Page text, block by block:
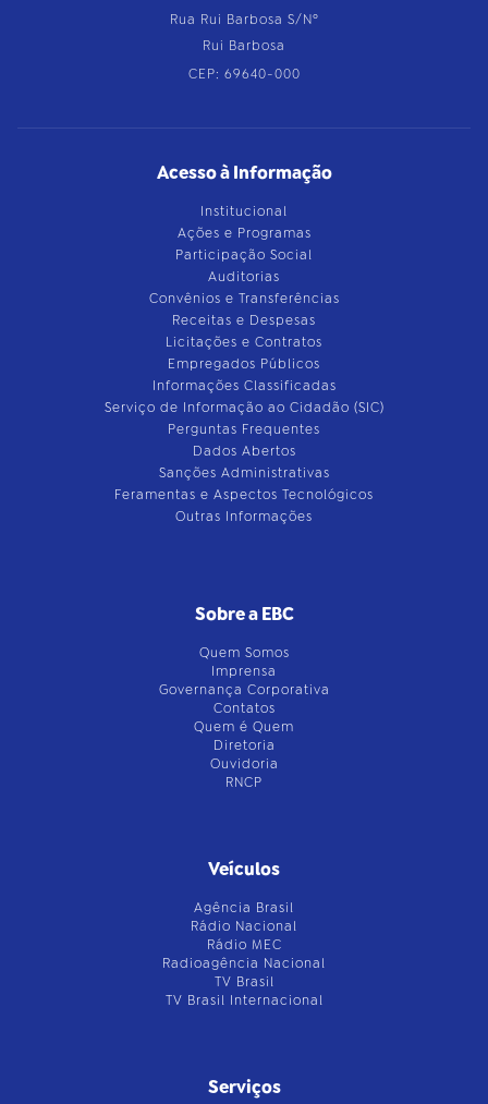
Rua Rui Barbosa S/Nº
Rui Barbosa
CEP: 69640-000
Acesso à Informação
Institucional
Ações e Programas
Participação Social
Auditorias
Convênios e Transferências
Receitas e Despesas
Licitações e Contratos
Empregados Públicos
Informações Classificadas
Serviço de Informação ao Cidadão (SIC)
Perguntas Frequentes
Dados Abertos
Sanções Administrativas
Feramentas e Aspectos Tecnológicos
Outras Informações
Sobre a EBC
Quem Somos
Imprensa
Governança Corporativa
Contatos
Quem é Quem
Diretoria
Ouvidoria
RNCP
Veículos
Agência Brasil
Rádio Nacional
Rádio MEC
Radioagência Nacional
TV Brasil
TV Brasil Internacional
Serviços